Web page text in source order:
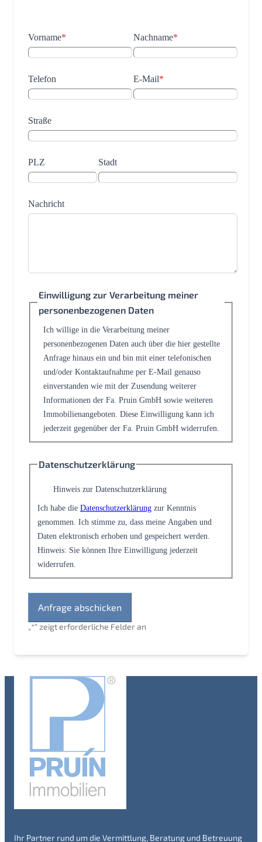
„*“ zeigt erforderliche Felder an
Vorname* Nachname*
Telefon E-Mail*
Straße
PLZ Stadt
Nachricht
Einwilligung zur Verarbeitung meiner
personenbezogenen Daten
Ich willige in die Verarbeitung meiner
personenbezogenen Daten auch über die hier gestellte
Anfrage hinaus ein und bin mit einer telefonischen
und/oder Kontaktaufnahme per E-Mail genauso
einverstanden wie mit der Zusendung weiterer
Informationen der Fa. Pruin GmbH sowie weiteren
Immobilienangeboten. Diese Einwilligung kann ich
jederzeit gegenüber der Fa. Pruin GmbH widerrufen.
Datenschutzerklärung
Hinweis zur Datenschutzerklärung
Ich habe die Datenschutzerklärung zur Kenntnis
genommen. Ich stimme zu, dass meine Angaben und
Daten elektronisch erhoben und gespeichert werden.
Hinweis: Sie können Ihre Einwilligung jederzeit
widerrufen.
Ihr Partner rund um die Vermittlung, Beratung und Betreuung